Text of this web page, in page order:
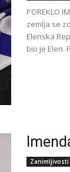
POREKLO
zemlja se
Elenska
bio je Elen.
Zanimljivosti